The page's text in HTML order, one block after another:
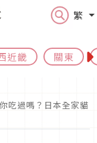
繁
近畿 關東
吃過嗎？日本全家貓